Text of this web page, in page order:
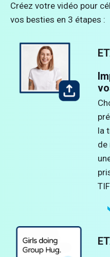
Créez votre vidéo pour
vos besties en 3 étapes :
la
de